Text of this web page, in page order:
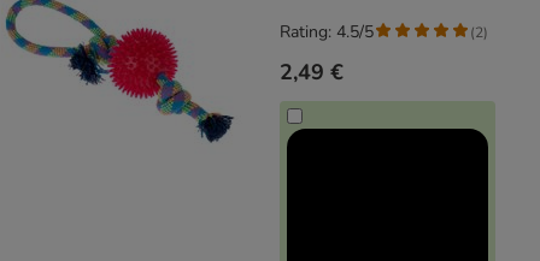
2,49 €
Rating: 4.5/5 (2)